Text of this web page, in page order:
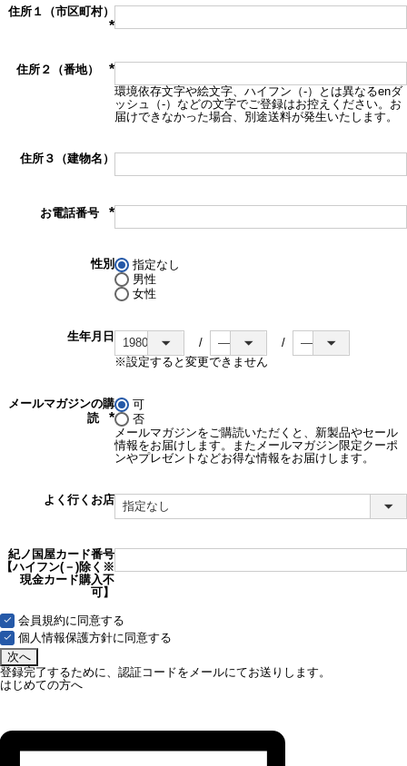
住所１（市区町村）
住所２（番地）
(必
須)環境依存文字や絵文字、ハイフン（-）とは異なるenダ
ッシュ（‐）などの文字でご登録はお控えください。お
届けできなかった場合、別途送料が発生いたします。
住所３（建物名）
お電話番号
(必
性別
指定なし
男性
女性
生年月日
※設定すると変更できません
メールマガジンの購
読
須)
可
否
メールマガジンをご購読いただくと、新製品やセール
情報をお届けします。またメールマガジン限定クーポ
ンやプレゼントなどお得な情報をお届けします。
よく行くお店
紀ノ国屋カード番号
【ハイフン(－)除く※
現金カード購入不
可】
会員規約に同意する
個人情報保護方針に同意する
次へ
登録完了するために、認証コードをメールにてお送りします。
はじめての方へ